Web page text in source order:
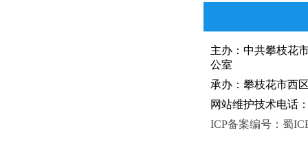
主办：中共攀枝
公室
承办：攀枝花市西
网站维护技术电话
ICP备案编号：蜀